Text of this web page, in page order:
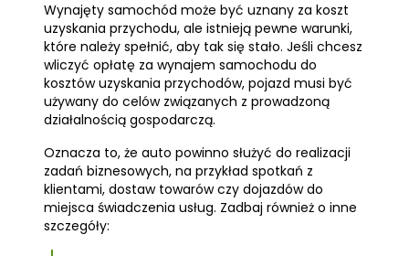
Wynajęty samochód może być uznany za koszt
uzyskania przychodu, ale istnieją pewne warunki,
które należy spełnić, aby tak się stało. Jeśli chcesz
wliczyć opłatę za wynajem samochodu do
kosztów uzyskania przychodów, pojazd musi być
używany do celów związanych z prowadzoną
działalnością gospodarczą.
Oznacza to, że auto powinno służyć do realizacji
zadań biznesowych, na przykład spotkań z
klientami, dostaw towarów czy dojazdów do
miejsca świadczenia usług. Zadbaj również o inne
szczegóły: